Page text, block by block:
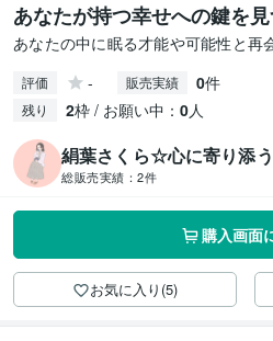
あなたが持つ幸せへの鍵を
あなたの中に眠る才能や可能性と再
評価 - 販売実績 0件
残り 2枠 / お願い中： 0人
絹葉さくら☆心に寄り添
総販売実績： 2件
購入画面
お気に入り(5)